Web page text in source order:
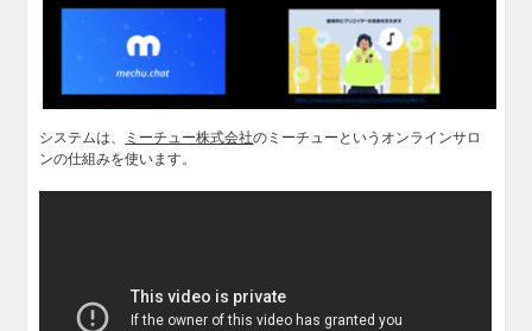
システムは、 ミーチュー株式会社のミーチューというオンラインサロ
ンの仕組みを使います。